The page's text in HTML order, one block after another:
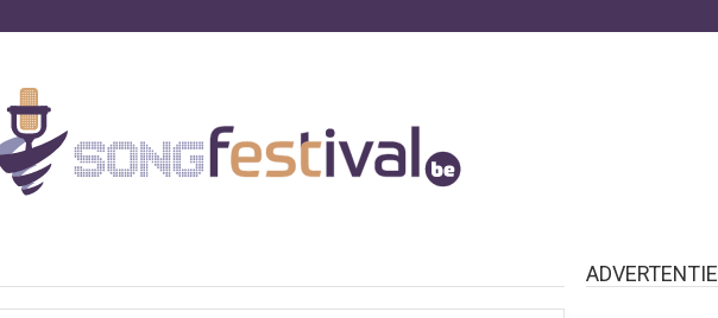
ADVERTENTIE